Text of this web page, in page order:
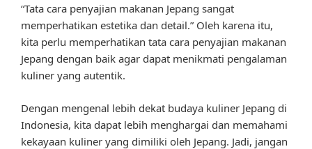
“Tata cara penyajian makanan Jepang sangat
memperhatikan estetika dan detail.” Oleh karena itu,
kita perlu memperhatikan tata cara penyajian makanan
Jepang dengan baik agar dapat menikmati pengalaman
kuliner yang autentik.
Dengan mengenal lebih dekat budaya kuliner Jepang di
Indonesia, kita dapat lebih menghargai dan memahami
kekayaan kuliner yang dimiliki oleh Jepang. Jadi, jangan